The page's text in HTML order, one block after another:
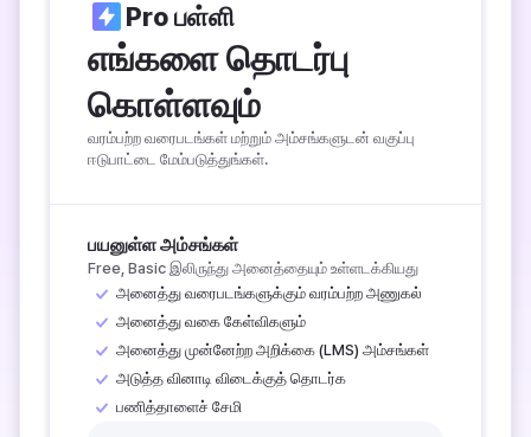
Pro பள்ளி
எங்களை தொடர்பு
கொள்ளவும்
வரம்பற்ற வரைபடங்கள் மற்றும் அம்சங்களுடன் வகுப்பு
ஈடுபாட்டை மேம்படுத்துங்கள்.
பயனுள்ள அம்சங்கள்
Free, Basic இலிருந்து அனைத்தையும் உள்ளடக்கியது
அனைத்து வரைபடங்களுக்கும் வரம்பற்ற அணுகல்
அனைத்து வகை கேள்விகளும்
அனைத்து முன்னேற்ற அறிக்கை (LMS) அம்சங்கள்
அடுத்த வினாடி விடைக்குத் தொடர்க
பணித்தாளைச் சேமி